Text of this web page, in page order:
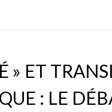
» ET
: LE